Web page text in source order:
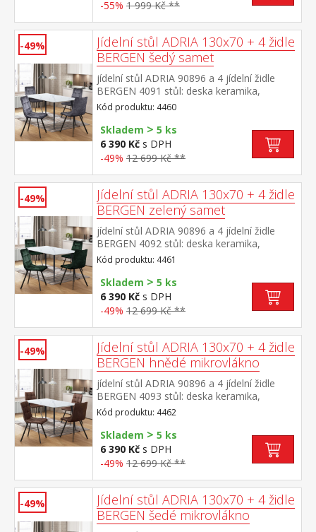
-55% 1 999 Kč **
-49%
Jídelní stůl ADRIA 130x70 + 4 židle
BERGEN šedý samet
jídelní stůl ADRIA 90896 a 4 jídelní židle
BERGEN 4091 stůl: deska keramika,
barevné provedení imitace
mramoru kovová konstrukce, barevné
provedení černá židle: sametový potah,
barevné provedení šedá kovová konstrukce,
barevné provedení černá výška sedu židle
cm rozměr židle (š/h/v) 45 × 53 × 88 cm
Kód produktu: 4460
Skladem > 5 ks
6 390 Kč s DPH
-49% 12 699 Kč **
-49%
Jídelní stůl ADRIA 130x70 + 4 židle
BERGEN zelený samet
jídelní stůl ADRIA 90896 a 4 jídelní židle
BERGEN 4092 stůl: deska keramika,
barevné provedení imitace
mramoru kovová konstrukce, barevné
provedení černá židle: sametový potah,
barevné provedení zelená kovová
konstrukce, barevné provedení černá výška
70 × 75 cm rozměr židle (š/h/v) 45 × 53 × 88
cm
Kód produktu: 4461
Skladem > 5 ks
6 390 Kč s DPH
-49% 12 699 Kč **
-49%
Jídelní stůl ADRIA 130x70 + 4 židle
BERGEN hnědé mikrovlákno
jídelní stůl ADRIA 90896 a 4 jídelní židle
BERGEN 4093 stůl: deska keramika,
barevné provedení imitace
mramoru kovová konstrukce, barevné
provedení černá židle: potah broušená kůže
– imitace mikrovlákno, barevné provedení
hnědá kovová konstrukce, barevné
cm rozměr stolu (š/h/v) 130 × 70 × 75
cm rozměr židle (š/h/v) 45 × 53 × 88 cm
Kód produktu: 4462
Skladem > 5 ks
6 390 Kč s DPH
-49% 12 699 Kč **
-49%
Jídelní stůl ADRIA 130x70 + 4 židle
BERGEN šedé mikrovlákno